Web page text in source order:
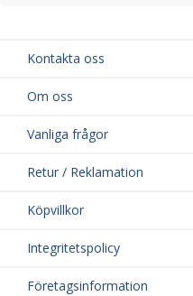
Kontakta oss
Om oss
Vanliga frågor
Retur / Reklamation
Köpvillkor
Integritetspolicy
Företagsinformation